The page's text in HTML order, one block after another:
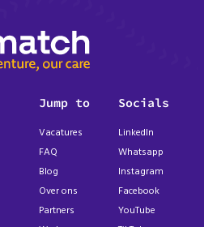
Jump to
Vacatures
FAQ
Blog
Over ons
Partners
Socials
LinkedIn
Whatsapp
Instagram
Facebook
YouTube